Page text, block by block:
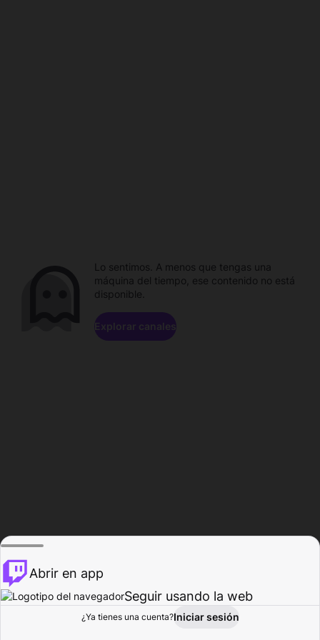
Explorar Actividad
Lo sentimos. A menos que tengas una
máquina del tiempo, ese contenido no está
disponible.
Explorar canales
Abrir en app
Seguir usando la web
¿Ya tienes una cuenta?Iniciar sesión